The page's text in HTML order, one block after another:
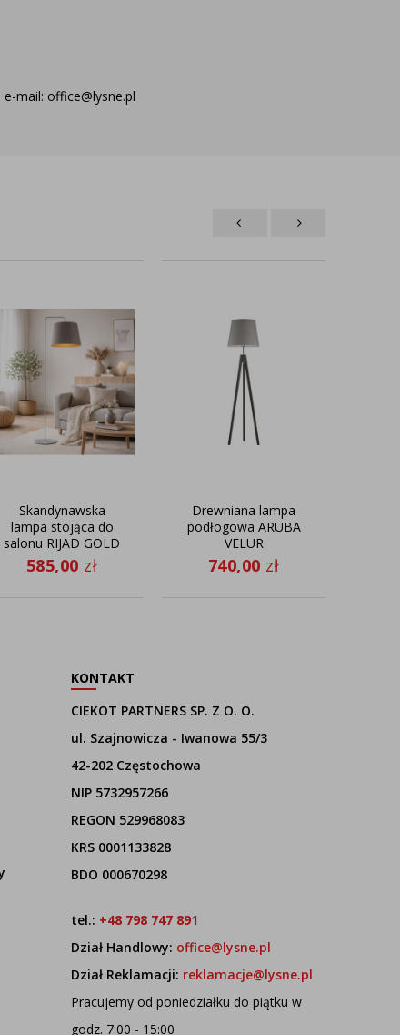
mail: office@lysne.pl
Skandynawska
lampa stojąca do
salonu RIJAD GOLD
z szarym abażurem
ze złotym
585,00 zł
Drewniana lampa
podłogowa ARUBA
VELUR
740,00 zł
KONTAKT
CIEKOT PARTNERS SP. Z O. O.
ul. Szajnowicza - Iwanowa 55/3
42-202 Częstochowa
NIP 5732957266
REGON 529968083
KRS 0001133828
BDO 000670298
tel.: +48 798 747 891
Dział Handlowy: office@lysne.pl
Dział Reklamacji: reklamacje@lysne.pl
Pracujemy od poniedziałku do piątku w
godz. 7:00 - 15:00